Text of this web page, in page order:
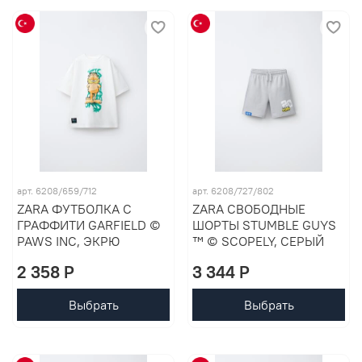
арт. 6208/659/712
ZARA ФУТБОЛКА С
ГРАФФИТИ GARFIELD ©
PAWS INC, ЭКРЮ
2 358 P
Выбрать
арт. 6208/727/802
ZARA СВОБОДНЫЕ
ШОРТЫ STUMBLE GUYS
™ © SCOPELY, СЕРЫЙ
3 344 P
Выбрать